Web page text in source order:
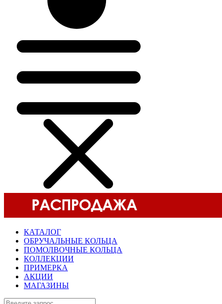
КАТАЛОГ
ОБРУЧАЛЬНЫЕ КОЛЬЦА
ПОМОЛВОЧНЫЕ КОЛЬЦА
КОЛЛЕКЦИИ
ПРИМЕРКА
АКЦИИ
МАГАЗИНЫ